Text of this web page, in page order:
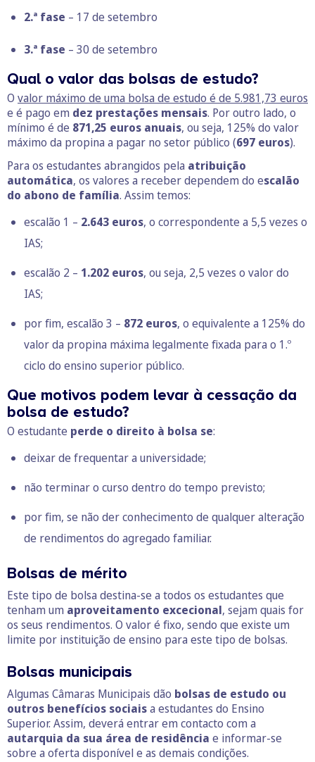
2.ª fase – 17 de setembro
3.ª fase – 30 de setembro
Qual o valor das bolsas de estudo?
O valor máximo de uma bolsa de estudo é de 5.981,73 euros
e é pago em dez prestações mensais. Por outro lado, o
mínimo é de 871,25 euros anuais, ou seja, 125% do valor
máximo da propina a pagar no setor público (697 euros).
Para os estudantes abrangidos pela atribuição
automática, os valores a receber dependem do escalão
do abono de família. Assim temos:
escalão 1 – 2.643 euros, o correspondente a 5,5 vezes o
IAS;
escalão 2 – 1.202 euros, ou seja, 2,5 vezes o valor do
IAS;
por fim, escalão 3 – 872 euros, o equivalente a 125% do
valor da propina máxima legalmente fixada para o 1.º
ciclo do ensino superior público.
Que motivos podem levar à cessação da
bolsa de estudo?
O estudante perde o direito à bolsa se:
deixar de frequentar a universidade;
não terminar o curso dentro do tempo previsto;
por fim, se não der conhecimento de qualquer alteração
de rendimentos do agregado familiar.
Bolsas de mérito
Este tipo de bolsa destina-se a todos os estudantes que
tenham um aproveitamento excecional, sejam quais for
os seus rendimentos. O valor é fixo, sendo que existe um
limite por instituição de ensino para este tipo de bolsas.
Bolsas municipais
Algumas Câmaras Municipais dão bolsas de estudo ou
outros benefícios sociaisa estudantes do Ensino
Superior. Assim, deverá entrar em contacto com a
autarquia da sua área de residência e informar-se
sobre a oferta disponível e as demais condições.